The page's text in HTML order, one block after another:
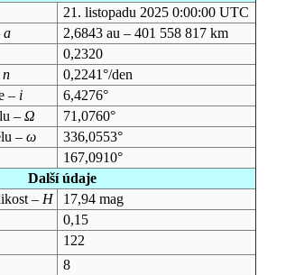
21. listopadu 2025 0:00:00 UTC
a
2,6843 au – 401 558 817 km
0,2320
n
0,2241°/den
– i
6,4276°
– Ω
71,0760°
– ω
336,0553°
167,0910°
Další údaje
– H
17,94 mag
0,15
122
8